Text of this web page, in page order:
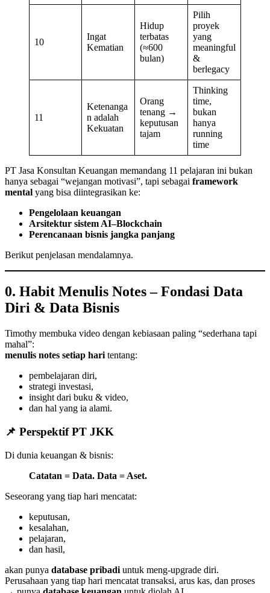
10
Ingat
Kematian
Hidup
terbatas
(≈600
bulan)
Pilih
proyek
yang
meaningful
&
berlegacy
11
Ketenanga
n adalah
Kekuatan
Orang
tenang →
keputusan
tajam
Thinking
time,
bukan
hanya
running
time
PT Jasa Konsultan Keuangan memandang 11 pelajaran ini bukan
hanya sebagai “wejangan motivasi”, tapi sebagai framework
mental yang bisa diintegrasikan ke:
Pengelolaan keuangan
Arsitektur sistem AI–Blockchain
Perencanaan bisnis jangka panjang
Berikut penjelasan mendalamnya.
0. Habit Menulis Notes – Fondasi Data
Diri & Data Bisnis
Timothy membuka video dengan kebiasaan paling “sederhana tapi
mahal”:
menulis notes setiap hari tentang:
pembelajaran diri,
strategi investasi,
insight dari buku & video,
dan hal yang ia alami.
📌 Perspektif PT JKK
Di dunia keuangan & bisnis:
Catatan = Data. Data = Aset.
Seseorang yang tiap hari mencatat:
keputusan,
kesalahan,
pelajaran,
dan hasil,
akan punya database pribadi untuk meng-upgrade diri.
Perusahaan yang tiap hari mencatat transaksi, arus kas, dan proses